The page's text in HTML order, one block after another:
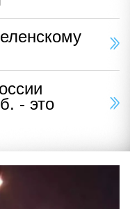
- это